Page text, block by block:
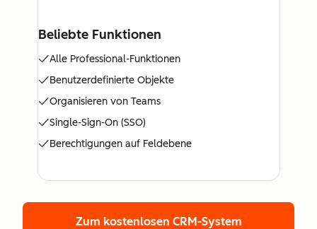
Beliebte Funktionen
Alle Professional-Funktionen
Benutzerdefinierte Objekte
Organisieren von Teams
Single-Sign-On (SSO)
Berechtigungen auf Feldebene
Zum kostenlosen CRM-System